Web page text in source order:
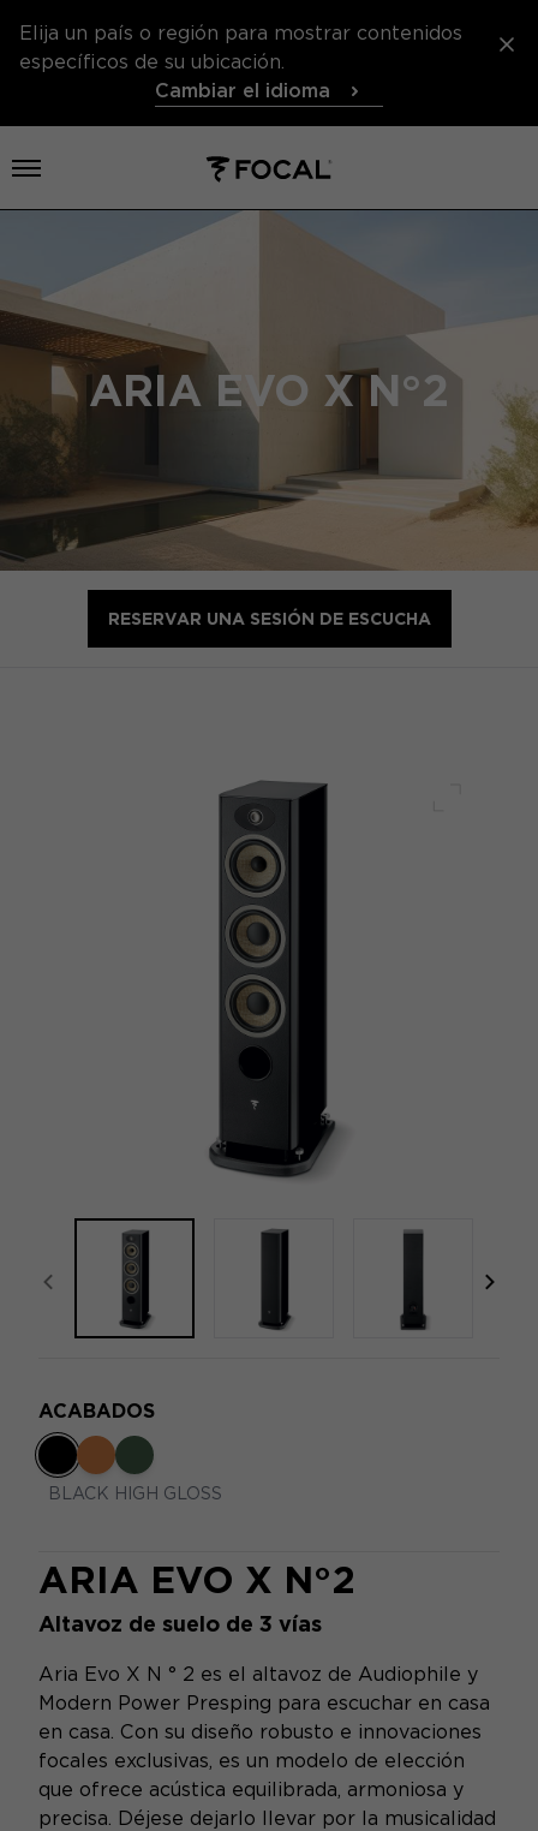
Elija un país o región para mostrar contenidos
específicos de su ubicación.
Cambiar el idioma
Abrir el menú
ARIA EVO X N°2
RESERVAR UNA SESIÓN DE ESCUCHA
focal-naim-frontent::misc.prev_label
ARIA EVO X N°2
Altavoz de suelo de 3 vías
Aria Evo X N ° 2 es el altavoz de Audiophile y
Modern Power Presping para escuchar en casa
en casa. Con su diseño robusto e innovaciones
focales exclusivas, es un modelo de elección
que ofrece acústica equilibrada, armoniosa y
precisa. Déjese dejarlo llevar por la musicalidad
ACABADOS
BLACK HIGH GLOSS